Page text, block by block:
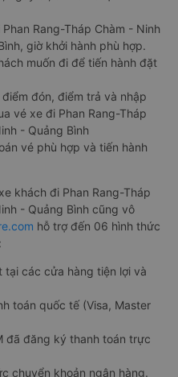
Rang-Tháp Chàm - Ninh
giờ khởi hành phù hợp.
muốn đi để tiến hành đặt
đón, điểm trả và nhập
vé xe đi Phan Rang-Tháp
- Quảng Bình
vé phù hợp và tiến hành
khách đi Phan Rang-Tháp
- Quảng Bình cũng vô
hỗ trợ đến 06 hình thức
tại các cửa hàng tiện lợi và
toán quốc tế (Visa, Master
đã đăng ký thanh toán trực
chuyển khoản ngân hàng.